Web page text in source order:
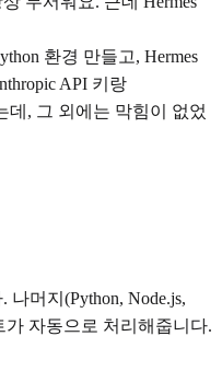
환경 만들고, Hermes
API 키랑
데, 그 외에는 막힘이 없었
머지(Python, Node.js,
가 자동으로 처리해줍니다.